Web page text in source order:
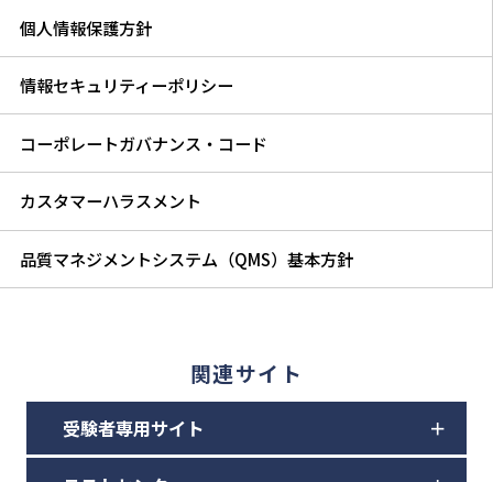
個人情報保護方針
情報セキュリティーポリシー
コーポレートガバナンス・コード
カスタマーハラスメント
品質マネジメントシステム（QMS）基本方針
関連サイト
受験者専用サイト